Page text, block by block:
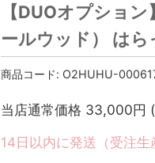
【DUOオプショ
ールウッド） はら
商品コード: O2HUHU-
当店通常価格 33,000円
14日以内に発送（受注生